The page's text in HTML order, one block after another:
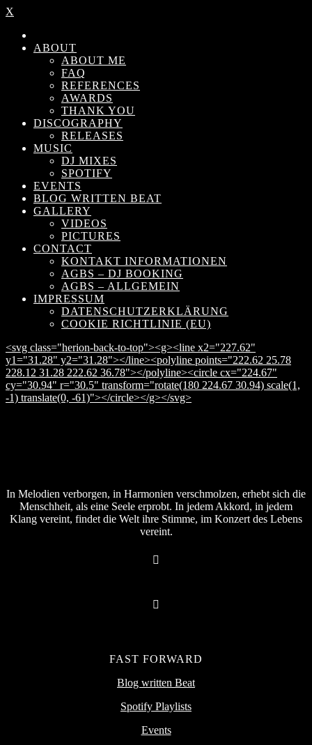
X
ABOUT
ABOUT ME
FAQ
REFERENCES
AWARDS
THANK YOU
DISCOGRAPHY
RELEASES
MUSIC
DJ MIXES
SPOTIFY
EVENTS
BLOG WRITTEN BEAT
GALLERY
VIDEOS
PICTURES
CONTACT
KONTAKT INFORMATIONEN
AGBS – DJ BOOKING
AGBS – ALLGEMEIN
IMPRESSUM
DATENSCHUTZERKLÄRUNG
COOKIE RICHTLINIE (EU)
<svg class="herion-back-to-top"><g><line x2="227.62"
y1="31.28" y2="31.28"></line><polyline points="222.62 25.78
228.12 31.28 222.62 36.78"></polyline><circle cx="224.67"
cy="30.94" r="30.5" transform="rotate(180 224.67 30.94) scale(1,
-1) translate(0, -61)"></circle></g></svg>
In Melodien verborgen, in Harmonien verschmolzen, erhebt sich die
Menschheit, als eine Seele erprobt. In jedem Akkord, in jedem
Klang vereint, findet die Welt ihre Stimme, im Konzert des Lebens
vereint.
FAST FORWARD
Blog written Beat
Spotify Playlists
Events